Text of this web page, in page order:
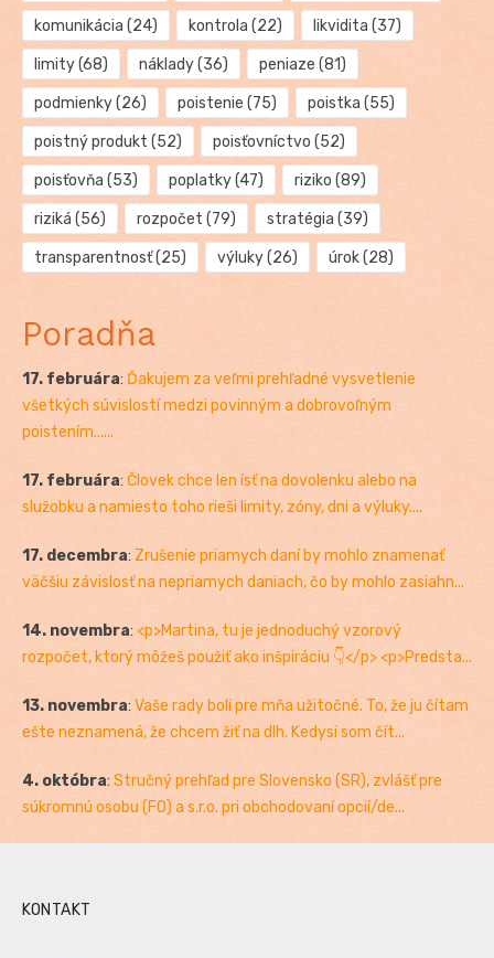
komunikácia (24) kontrola (22) likvidita (37)
limity(68) náklady(36) peniaze (81)
podmienky(26) poistenie (75) poistka (55)
poistný produkt (52) poisťovníctvo (52)
poisťovňa (53) poplatky(47) riziko (89)
riziká (56) rozpočet (79) stratégia (39)
transparentnosť(25) výluky(26) úrok(28)
Poradňa
17. februára: Ďakujem za veľmi prehľadné vysvetlenie
všetkých súvislostí medzi povinným a dobrovoľným
poistením......
17. februára: Človek chce len ísť na dovolenku alebo na
služobku a namiesto toho rieši limity, zóny, dni a výluky....
17. decembra: Zrušenie priamych daní by mohlo znamenať
väčšiu závislosť na nepriamych daniach, čo by mohlo zasiahn...
14. novembra: <p>Martina, tu je jednoduchý vzorový
rozpočet, ktorý môžeš použiť ako inšpiráciu 👇</p> <p>Predsta...
13. novembra: Vaše rady boli pre mňa užitočné. To, že ju čítam
ešte neznamená, že chcem žiť na dlh. Kedysi som čít...
4. októbra: Stručný prehľad pre Slovensko (SR), zvlášť pre
súkromnú osobu (FO) a s.r.o. pri obchodovaní opcií/de...
KONTAKT